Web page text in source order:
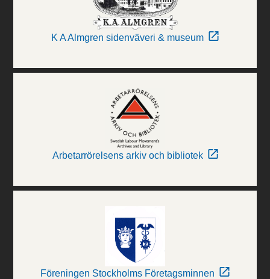
K A Almgren sidenväveri & museum
Arbetarrörelsens arkiv och bibliotek
Föreningen Stockholms Företagsminnen